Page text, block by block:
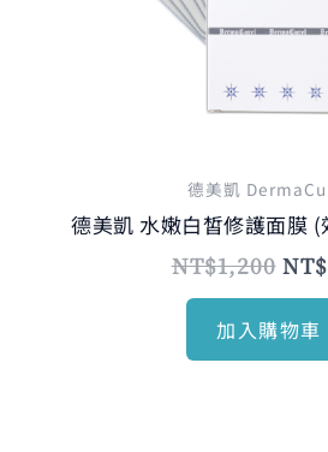
德美凱
德美凱 水嫩白皙修護面膜
NT$1,200 NT$
加入購物車